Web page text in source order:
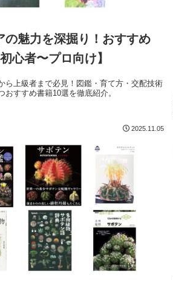
の魅力を深掘り！おすすめ
心者〜プロ向け】
ら上級者まで必見！図鑑・育て方・交配技術
おすすめ書籍10選を徹底紹介。
2025.11.05